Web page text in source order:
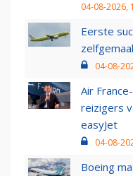
04-08-2026,
Eerste
04-08-
Air
reizigers
easyJet
04-08-
Boeing